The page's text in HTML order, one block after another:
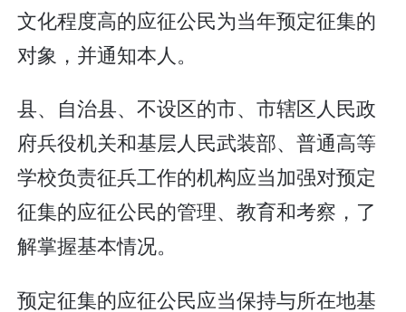
文化程度高的应征公民为当年预定征集的
对象，并通知本人。
县、自治县、不设区的市、市辖区人民政
府兵役机关和基层人民武装部、普通高等
学校负责征兵工作的机构应当加强对预定
征集的应征公民的管理、教育和考察，了
解掌握基本情况。
预定征集的应征公民应当保持与所在地基